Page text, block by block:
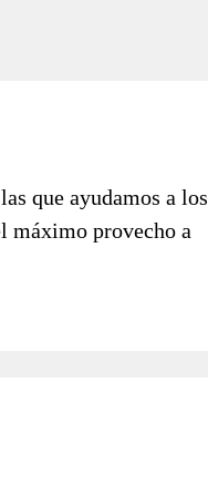
que ayudamos a los
máximo provecho a